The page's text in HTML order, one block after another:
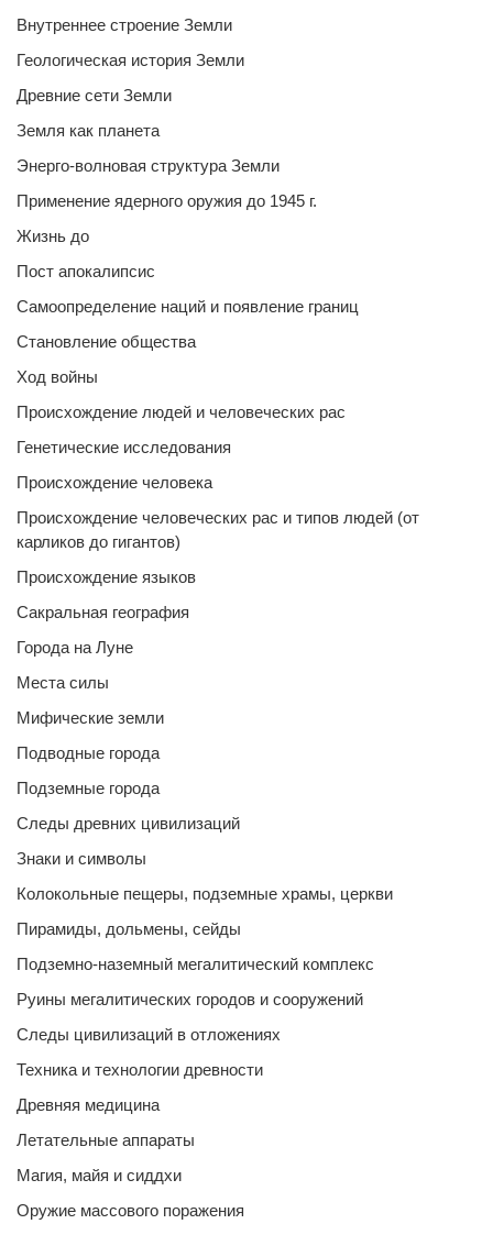
Внутреннее строение Земли
Геологическая история Земли
Древние сети Земли
Земля как планета
Энерго-волновая структура Земли
Применение ядерного оружия до 1945 г.
Жизнь до
Пост апокалипсис
Самоопределение наций и появление границ
Становление общества
Ход войны
Происхождение людей и человеческих рас
Генетические исследования
Происхождение человека
Происхождение человеческих рас и типов людей (от
карликов до гигантов)
Происхождение языков
Сакральная география
Города на Луне
Места силы
Мифические земли
Подводные города
Подземные города
Следы древних цивилизаций
Знаки и символы
Колокольные пещеры, подземные храмы, церкви
Пирамиды, дольмены, сейды
Подземно-наземный мегалитический комплекс
Руины мегалитических городов и сооружений
Следы цивилизаций в отложениях
Техника и технологии древности
Древняя медицина
Летательные аппараты
Магия, майя и сиддхи
Оружие массового поражения